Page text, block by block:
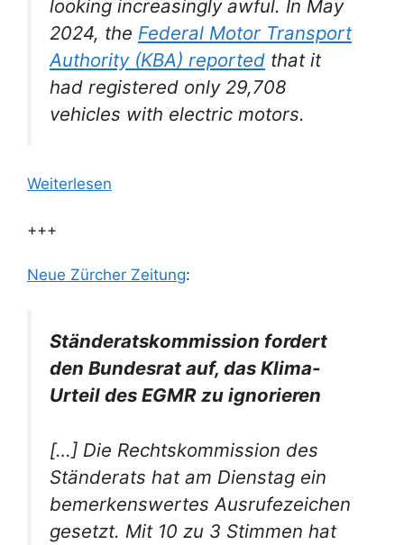
looking increasingly awful. In May
2024, the Federal Motor Transport
Authority (KBA) reported that it
had registered only 29,708
vehicles with electric motors.
Weiterlesen
+++
Neue Zürcher Zeitung:
Ständeratskommission fordert
den Bundesrat auf, das Klima-
Urteil des EGMR zu ignorieren
[…] Die Rechtskommission des
Ständerats hat am Dienstag ein
bemerkenswertes Ausrufezeichen
gesetzt. Mit 10 zu 3 Stimmen hat